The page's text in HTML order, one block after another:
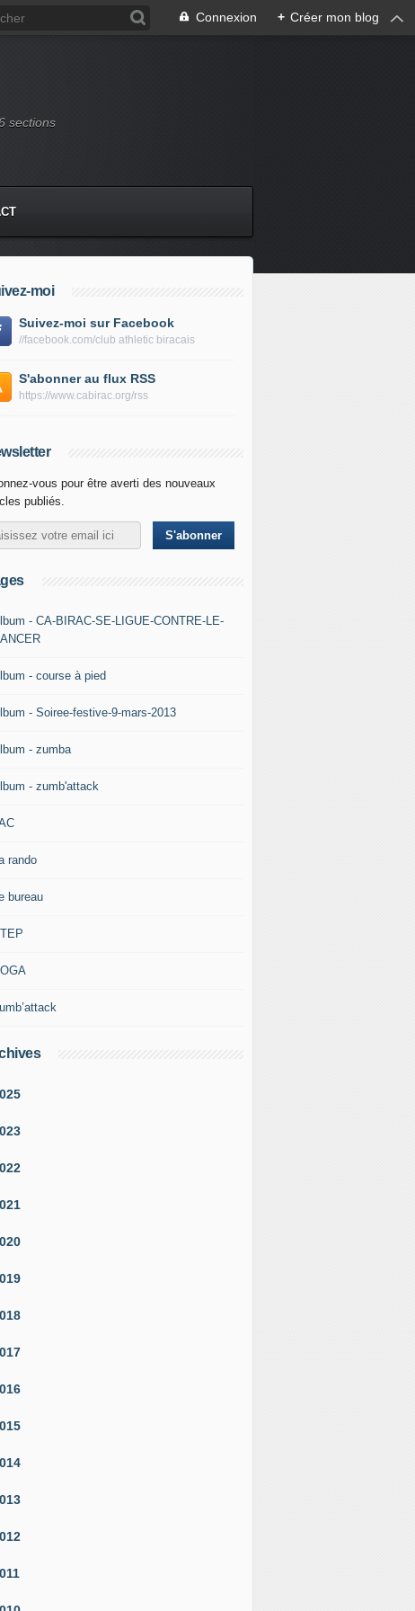
Connexion + Créer mon blog
sections
moi
Suivez-moi sur Facebook
//facebook.com/club athletic biracais
S'abonner au flux RSS
https://www.cabirac.org/rss
vous pour être averti des nouveaux
publiés.
- CA-BIRAC-SE-LIGUE-CONTRE-LE-
- course à pied
- Soiree-festive-9-mars-2013
- zumba
- zumb'attack
rando
bureau